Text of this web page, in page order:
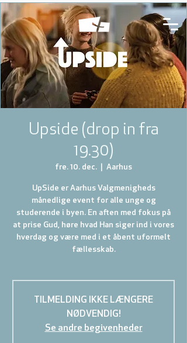
Upside (drop in fra
19.30)
fre. 10. dec. Aarhus
UpSide er Aarhus Valgmenigheds
månedlige event for alle unge og
studerende i byen. En aften med fokus på
at prise Gud, høre hvad Han siger ind i vores
hverdag og være med i et åbent uformelt
fællesskab.
TILMELDING IKKE LÆNGERE
NØDVENDIG!
Se andre begivenheder